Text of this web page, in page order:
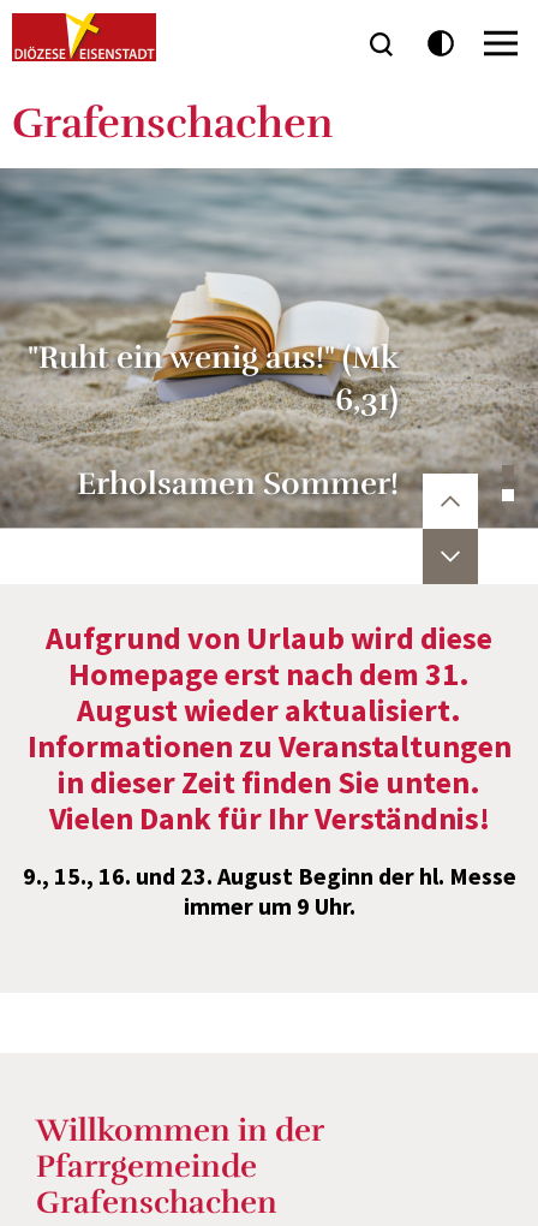
Grafenschachen
9., 15., 16. und 23. August
immer um 9 Uhr
"Ruht ein wenig aus!" (Mk
6,31)
Erholsamen Sommer!
Gottesdienste im August:
2.8., 10 Uhr WGF
9., 15., 16. und 23. August
Beginn der hl. Messe
Erholsamen Sommer!
Aufgrund von Urlaub wird diese
Homepage erst nach dem 31.
August wieder aktualisiert.
Informationen zu Veranstaltungen
in dieser Zeit finden Sie unten.
Vielen Dank für Ihr Verständnis!
9., 15., 16. und 23. August Beginn der hl. Messe
immer um 9 Uhr.
Willkommen in der
Pfarrgemeinde
Grafenschachen